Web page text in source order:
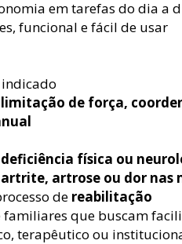
em tarefas do dia a
funcional e fácil de usar
indicado
limitação de força,
deficiência física ou
artrite, artrose ou dor nas
de reabilitação
familiares que buscam
terapêutico ou